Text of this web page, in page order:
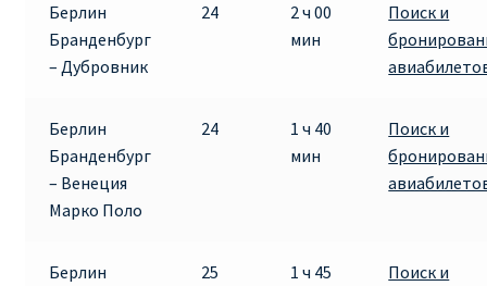
Милан
ПРАВИЛА РЕГИСТРАЦИИ
ПРИЛОЖЕНИЕ RYANAIR НА РУССКОМ
ПРОВОЗ БАГАЖА RYANAIR – ПРАВИЛА
Берлин
Бранденбург
– Дубровник
24
2 ч 00
мин
Поиск и
Берлин
Бранденбург
– Венеция
Марко Поло
24
1 ч 40
мин
Поиск и
Берлин
25
1 ч 45
Поиск и